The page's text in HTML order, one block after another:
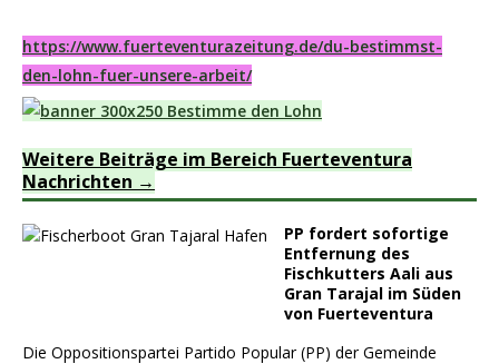
https://www.fuerteventurazeitung.de/du-bestimmst-
den-lohn-fuer-unsere-arbeit/
Weitere Beiträge im Bereich Fuerteventura
Nachrichten
PP fordert sofortige
Entfernung des
Fischkutters Aali aus
Gran Tarajal im Süden
von Fuerteventura
Die Oppositionspartei Partido Popular (PP) der Gemeinde